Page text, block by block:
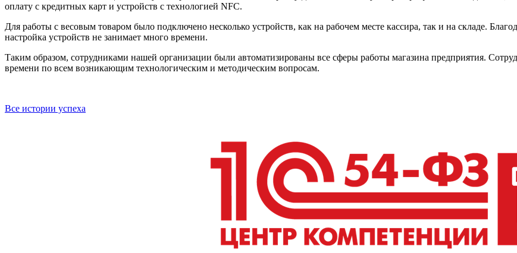
оплату с кредитных карт и устройств с технологией NFC.
Для работы с весовым товаром было подключено несколько устройств, как на рабочем месте кассира, так и на складе.
настройка устройств не занимает много времени.
Таким образом, сотрудниками нашей организации были автоматизированы все сферы работы магазина предприятия.
времени по всем возникающим технологическим и методическим вопросам.
Все истории успеха